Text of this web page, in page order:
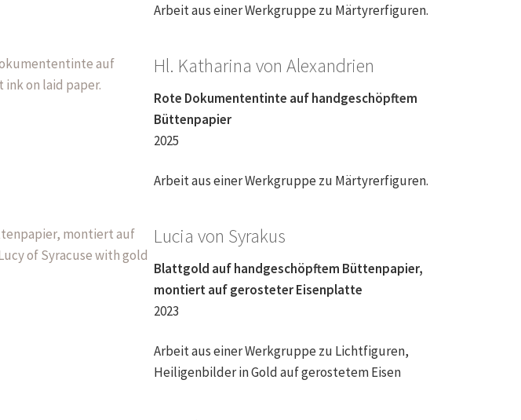
Arbeit aus einer Werkgruppe zu Märtyrerfiguren.
Hl. Katharina von Alexandrien
Rote Dokumententinte auf handgeschöpftem
Büttenpapier
2025
Arbeit aus einer Werkgruppe zu Märtyrerfiguren.
Lucia von Syrakus
Blattgold auf handgeschöpftem Büttenpapier,
montiert auf gerosteter Eisenplatte
2023
Arbeit aus einer Werkgruppe zu Lichtfiguren,
Heiligenbilder in Gold auf gerostetem Eisen